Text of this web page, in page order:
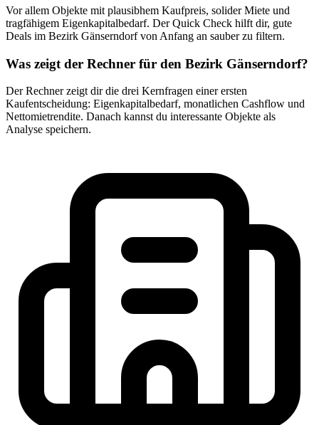
Vor allem Objekte mit plausibhem Kaufpreis, solider Miete und
tragfähigem Eigenkapitalbedarf. Der Quick Check hilft dir, gute
Deals im Bezirk Gänserndorf von Anfang an sauber zu filtern.
Was zeigt der Rechner für den Bezirk Gänserndorf?
Der Rechner zeigt dir die drei Kernfragen einer ersten
Kaufentscheidung: Eigenkapitalbedarf, monatlichen Cashflow und
Nettomietrendite. Danach kannst du interessante Objekte als
Analyse speichern.